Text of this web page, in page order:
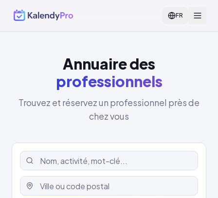
FR
Annuaire des
professionnels
Trouvez et réservez un professionnel près de
chez vous